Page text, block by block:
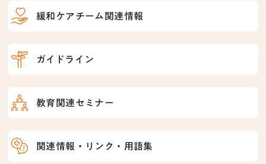
緩和ケアチーム関連情報
ガイドライン
教育関連セミナー
関連情報・リンク・用語集